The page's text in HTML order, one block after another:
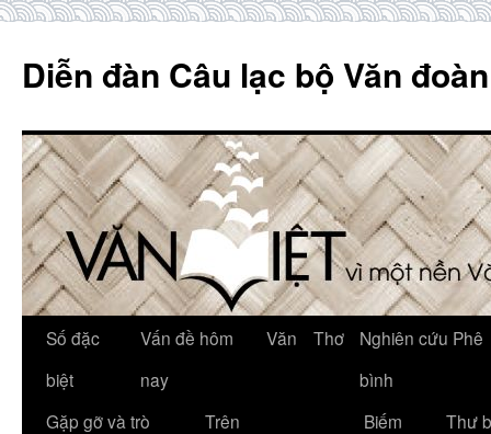
content
Diễn đàn Câu lạc bộ Văn
Số đặc
biệt
Vấn đề hôm
nay
Văn Thơ
Nghiên cứu Phê
bình
Gặp gỡ và trò
Trên
Biếm
Thư